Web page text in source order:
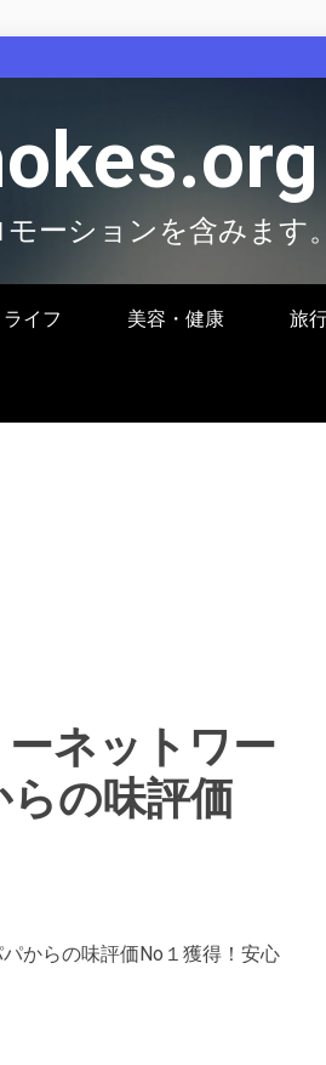
ーションを含みます。
イフ 美容・健康 旅
ーネットワー
の味評価
からの味評価No１獲得！安心